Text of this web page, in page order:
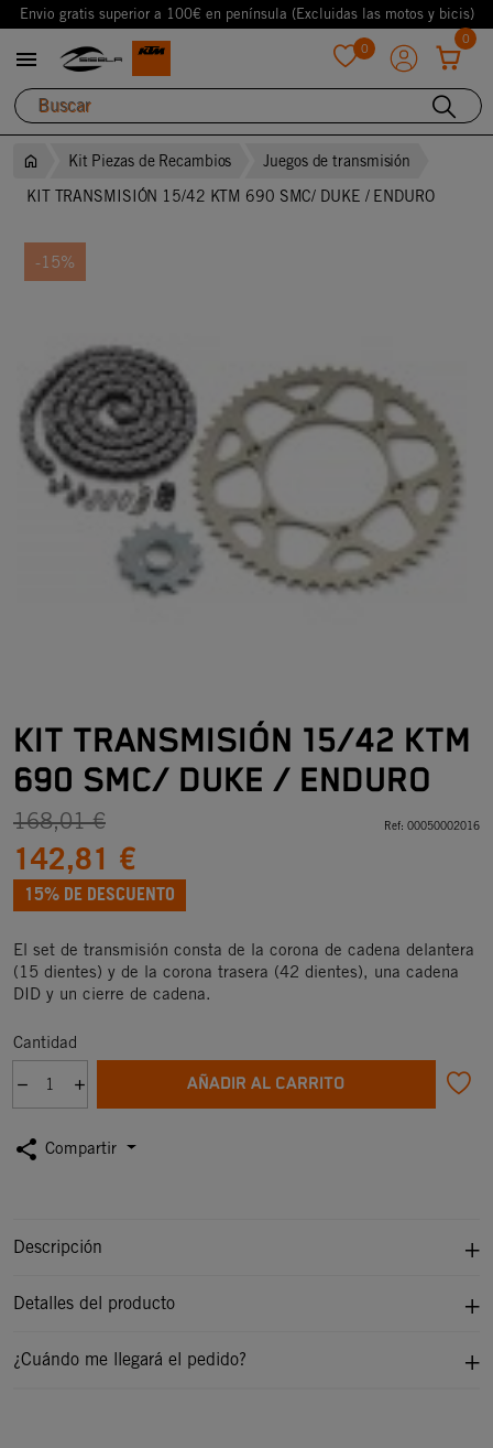
Envio gratis superior a 100€ en península (Excluidas las motos y bicis)
 0
0
Kit Piezas de Recambios
Juegos de transmisión
KIT TRANSMISIÓN 15/42 KTM 690 SMC/ DUKE / ENDURO
-15%
KIT TRANSMISIÓN 15/42 KTM
690 SMC/ DUKE / ENDURO
168,01 €
142,81 €
15% DE DESCUENTO
Ref: 00050002016
El set de transmisión consta de la corona de cadena delantera
(15 dientes) y de la corona trasera (42 dientes), una cadena
DID y un cierre de cadena.
Cantidad
AÑADIR AL CARRITO
share Compartir
Descripción
Detalles del producto
¿Cuándo me llegará el pedido?